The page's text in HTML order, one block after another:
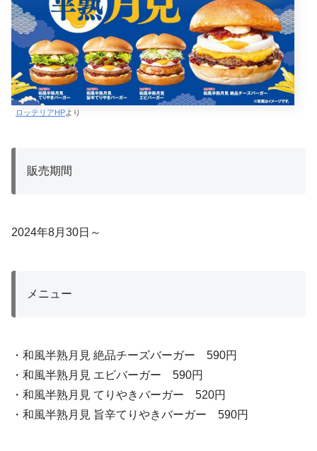
ロッテリアHPより
販売期間
2024年8月30日～
メニュー
・和風半熟月見 絶品チーズバーガー 590円
・和風半熟月見 エビバーガー 590円
・和風半熟月見 てりやきバーガー 520円
・和風半熟月見 旨辛てりやきバーガー 590円